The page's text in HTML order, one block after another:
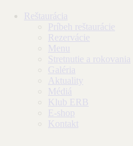
Reštaurácia
Príbeh reštaurácie
Rezervácie
Menu
Stretnutie a rokovania
Galéria
Aktuality
Médiá
Klub ERB
E-shop
Kontakt